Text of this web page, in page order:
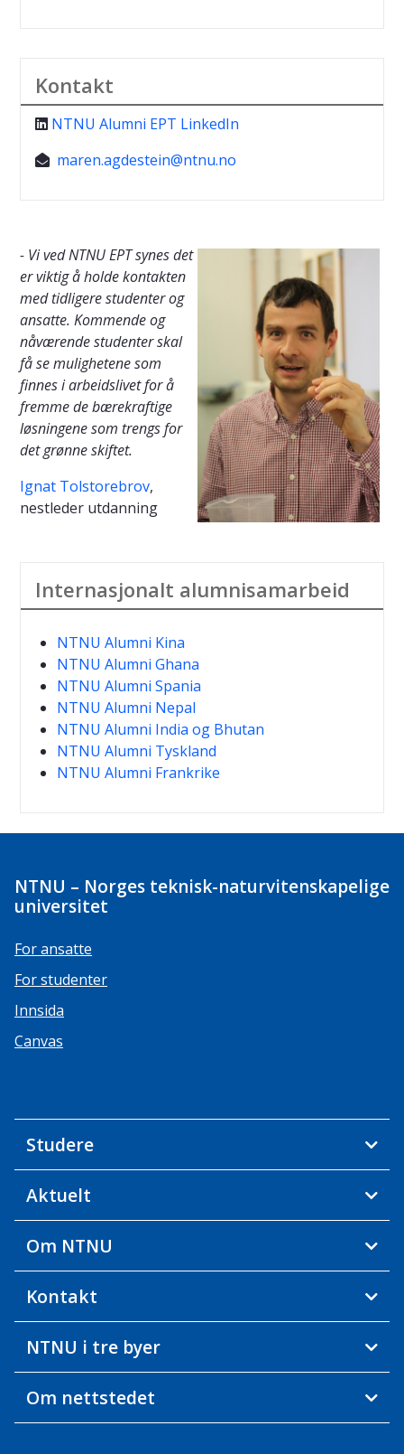
Kontakt
NTNU Alumni EPT LinkedIn
 maren.agdestein@ntnu.no
- Vi ved NTNU EPT synes det
er viktig å holde kontakten
med tidligere studenter og
ansatte. Kommende og
nåværende studenter skal
få se mulighetene som
finnes i arbeidslivet for å
fremme de bærekraftige
løsningene som trengs for
det grønne skiftet.
Ignat Tolstorebrov,
nestleder utdanning
Internasjonalt alumnisamarbeid
NTNU Alumni Kina
NTNU Alumni Ghana
NTNU Alumni Spania
NTNU Alumni Nepal
NTNU Alumni India og Bhutan
NTNU Alumni Tyskland
NTNU Alumni Frankrike
NTNU – Norges teknisk-naturvitenskapelige
universitet
For ansatte
For studenter
Innsida
Canvas
Studere
Aktuelt
Om NTNU
Kontakt
NTNU i tre byer
Om nettstedet